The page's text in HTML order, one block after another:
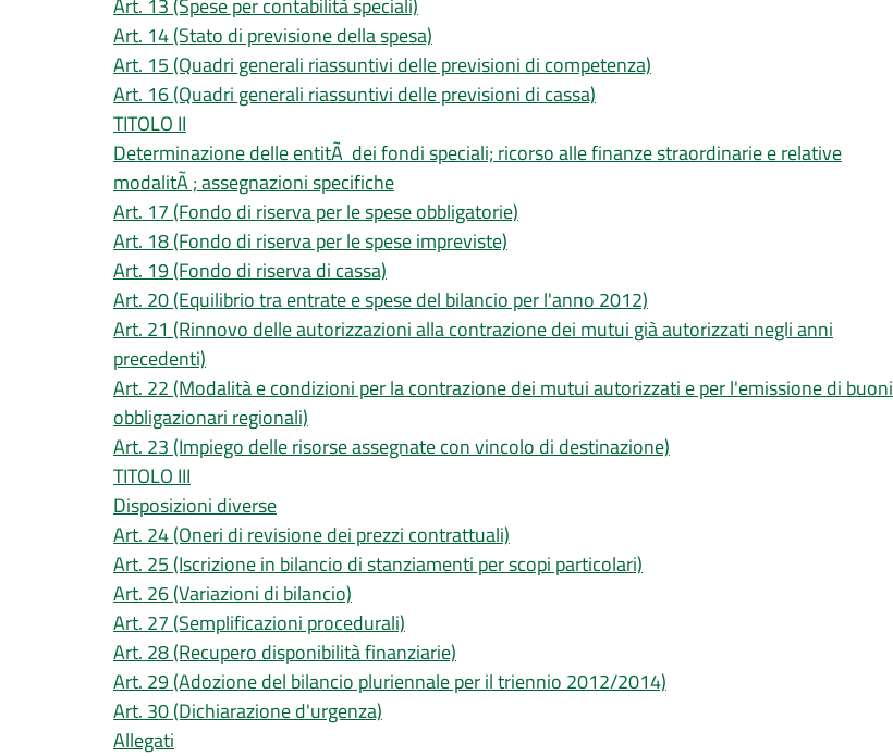
Art. 13 (Spese per contabilità speciali)
Art. 14 (Stato di previsione della spesa)
Art. 15 (Quadri generali riassuntivi delle previsioni di competenza)
Art. 16 (Quadri generali riassuntivi delle previsioni di cassa)
TITOLO II
Determinazione delle entitÃ dei fondi speciali; ricorso alle finanze straordinarie e relative
modalitÃ ; assegnazioni specifiche
Art. 17 (Fondo di riserva per le spese obbligatorie)
Art. 18 (Fondo di riserva per le spese impreviste)
Art. 19 (Fondo di riserva di cassa)
Art. 20 (Equilibrio tra entrate e spese del bilancio per l'anno 2012)
Art. 21 (Rinnovo delle autorizzazioni alla contrazione dei mutui già autorizzati negli anni
precedenti)
Art. 22 (Modalità e condizioni per la contrazione dei mutui autorizzati e per l'emissione di buoni
obbligazionari regionali)
Art. 23 (Impiego delle risorse assegnate con vincolo di destinazione)
TITOLO III
Disposizioni diverse
Art. 24 (Oneri di revisione dei prezzi contrattuali)
Art. 25 (Iscrizione in bilancio di stanziamenti per scopi particolari)
Art. 26 (Variazioni di bilancio)
Art. 27 (Semplificazioni procedurali)
Art. 28 (Recupero disponibilità finanziarie)
Art. 29 (Adozione del bilancio pluriennale per il triennio 2012/2014)
Art. 30 (Dichiarazione d'urgenza)
Allegati